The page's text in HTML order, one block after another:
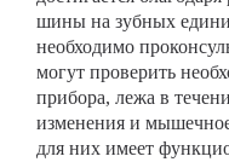
шины на зубных
необходимо
могут проверить
прибора, лежа в
изменения и
для них имеет